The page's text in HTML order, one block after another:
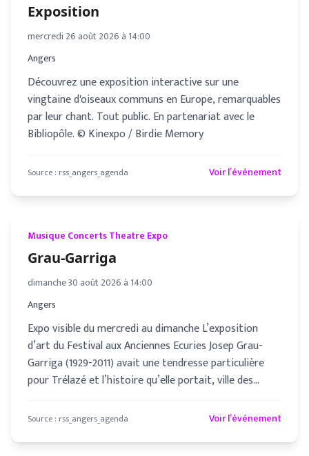
Exposition
mercredi 26 août 2026 à 14:00
Angers
Découvrez une exposition interactive sur une
vingtaine d'oiseaux communs en Europe, remarquables
par leur chant. Tout public. En partenariat avec le
Bibliopôle. © Kinexpo / Birdie Memory
Source : rss_angers_agenda Voir l’événement
Musique Concerts Theatre Expo
Grau-Garriga
dimanche 30 août 2026 à 14:00
Angers
Expo visible du mercredi au dimanche L’exposition
d’art du Festival aux Anciennes Ecuries Josep Grau-
Garriga (1929-2011) avait une tendresse particulière
pour Trélazé et l’histoire qu’elle portait, ville des
Source : rss_angers_agenda Voir l’événement